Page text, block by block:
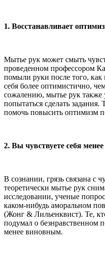
1. Восстанавливает
Мытье рук может смыть
проведенном профессором
помыли руки после того, как
себя более оптимистично,
сожалению, мытье рук
попытаться сделать
помочь повысить оптимизм
2. Вы чувствуете себя
В сознании, грязь связана с
теоретически мытье рук
исследовании, ученые
каком-нибудь аморальном
(Жонг & Лильенквист). Те,
подумал о безнравственном
менее виновным.